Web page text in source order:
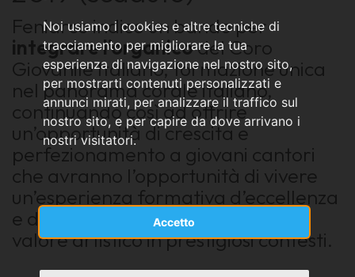
Noi usiamo i cookies e altre tecniche di
tracciamento per migliorare la tua
esperienza di navigazione nel nostro sito,
per mostrarti contenuti personalizzati e
annunci mirati, per analizzare il traffico sul
nostro sito, e per capire da dove arrivano i
nostri visitatori.
Accetto
Feniarco indice un bando per
integrare l’organicodel Coro
Giovanile Italiano, formazione unica
nel panorama corale italiano,
continuando così ad offrire
un’opportunità di crescita e
perfezionamento a giovani cantori
che avranno l’opportunità di vivere
un’esperienza formativa d’eccellenza
e di esibirsi in concerti di elevato
valore artistico in prestigiosi contesti.